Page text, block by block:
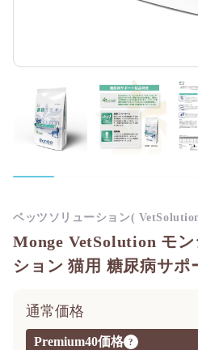
Monge VetSolution モ
ション 猫用 糖尿病サポ
Premium40価格 ?
通常価格
ベッツソリューション(